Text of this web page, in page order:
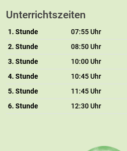
Unterrichtszeiten
1. Stunde 07:55 Uhr
2. Stunde
08:50 Uhr
3. Stunde
10:00 Uhr
4. Stunde
10:45 Uhr
5. Stunde
11:45 Uhr
6. Stunde
12:30 Uhr